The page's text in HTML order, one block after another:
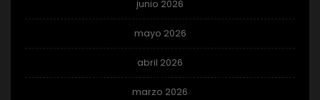
junio 2026
mayo 2026
abril 2026
marzo 2026